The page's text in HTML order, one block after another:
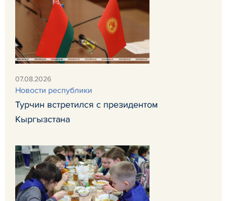
07.08.2026
Новости республики
Турчин встретился с президентом
Кыргызстана